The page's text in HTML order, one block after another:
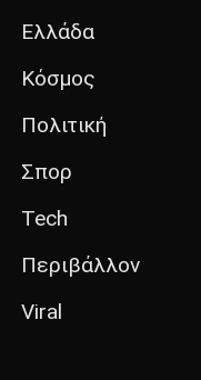
Ελλάδα
Κόσμος
Πολιτική
Σπορ
Tech
Περιβάλλον
Viral